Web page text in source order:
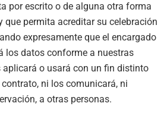
por escrito o de alguna otra forma
que permita acreditar su celebración
expresamente que el encargado
los datos conforme a nuestras
o usará con un fin distinto
ni los comunicará, ni
a otras personas.